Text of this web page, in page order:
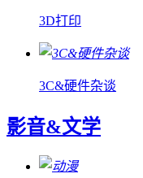
3D打印
3C&硬件杂谈
影音&文学